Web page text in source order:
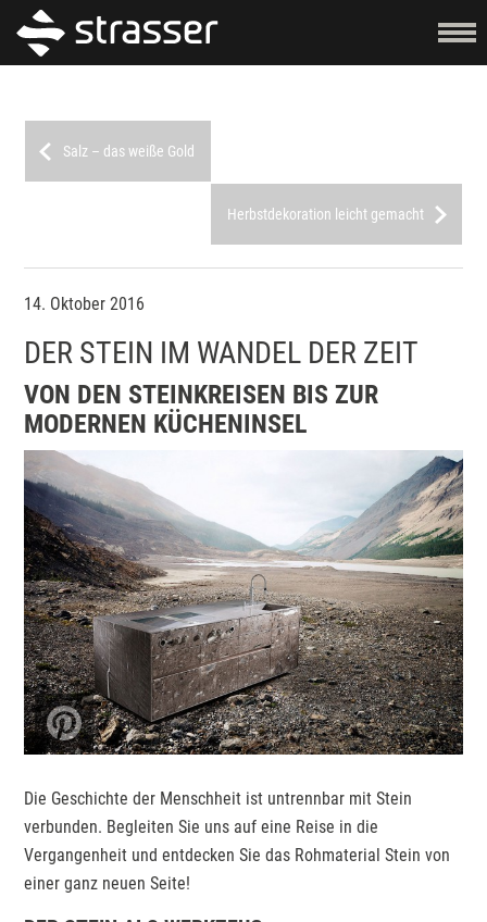
Salz – das weiße Gold
Herbstdekoration leicht gemacht
14. Oktober 2016
DER STEIN IM WANDEL DER ZEIT
VON DEN STEINKREISEN BIS ZUR
MODERNEN KÜCHENINSEL
Die Geschichte der Menschheit ist untrennbar mit Stein
verbunden. Begleiten Sie uns auf eine Reise in die
Vergangenheit und entdecken Sie das Rohmaterial Stein von
einer ganz neuen Seite!